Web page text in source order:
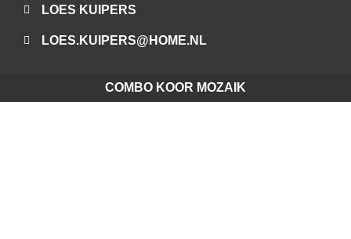
LOES KUIPERS
LOES.KUIPERS@HOME.NL
COMBO KOOR MOZAIK